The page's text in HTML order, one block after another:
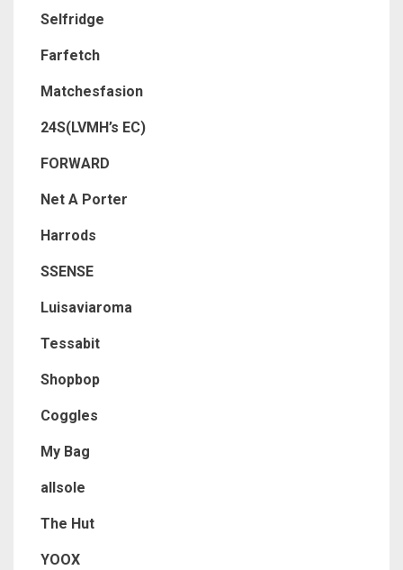
Selfridge
Farfetch
Matchesfasion
24S(LVMH’s EC)
FORWARD
Net A Porter
Harrods
SSENSE
Luisaviaroma
Tessabit
Shopbop
Coggles
My Bag
allsole
The Hut
YOOX